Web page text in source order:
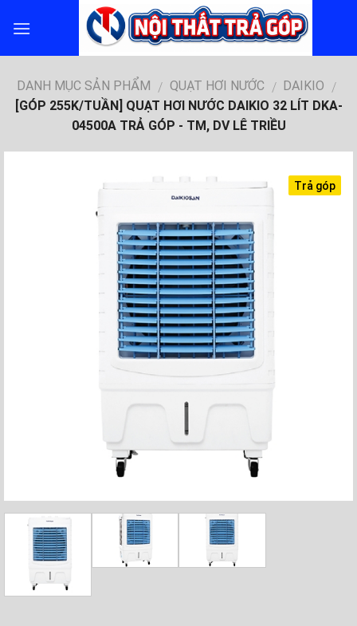
DANH MỤC SẢN PHẨM / QUẠT HƠI NƯỚC / DAIKIO /
[GÓP 255K/TUẦN] QUẠT HƠI NƯỚC DAIKIO 32 LÍT DKA-
04500A TRẢ GÓP - TM, DV LÊ TRIỀU
Trả góp